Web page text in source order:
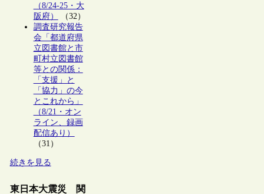
（8/24-25・大
阪府）
（32）
調査研究報告
会「都道府県
立図書館と市
町村立図書館
等との関係：
「支援」と
「協力」の今
とこれから」
（8/21・オン
ライン、録画
配信あり）
（31）
続きを見る
東日本大震災 関